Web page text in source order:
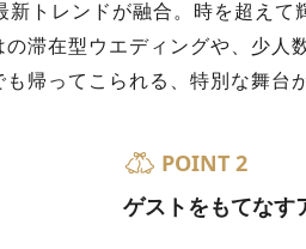
新トレンドが融合。時を超え
の滞在型ウエディングや、少人
も帰ってこられる、特別な舞台
POINT 2
ゲストをもてなす